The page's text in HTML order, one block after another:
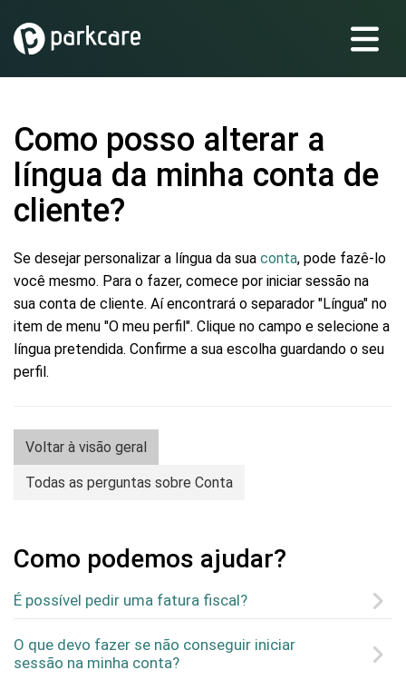
Como posso alterar a
língua da minha conta de
cliente?
Se desejar personalizar a língua da sua conta, pode fazê-lo
você mesmo. Para o fazer, comece por iniciar sessão na
sua conta de cliente. Aí encontrará o separador "Língua" no
item de menu "O meu perfil". Clique no campo e selecione a
língua pretendida. Confirme a sua escolha guardando o seu
perfil.
Voltar à visão geral
Todas as perguntas sobre Conta
Como podemos ajudar?
É possível pedir uma fatura fiscal?
O que devo fazer se não conseguir iniciar
sessão na minha conta?